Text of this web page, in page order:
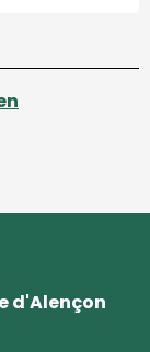
d'Alençon